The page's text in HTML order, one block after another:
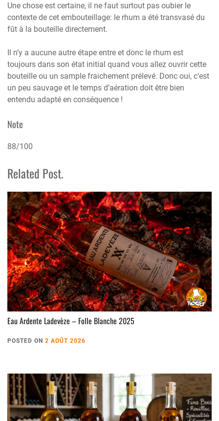
Une chose est certaine, il ne faut surtout pas oubier le
contexte de cet embouteillage: le rhum a été transvasé du
fût à la bouteille directement.
Il n’y a aucune autre étape entre et donc le rhum est
toujours dans son état initial quand vous allez ouvrir cette
bouteille ou un sample fraichement prélevé. Donc oui, c’est
un peu sauvage et le temps d’aération doit être bien
entendu adapté en conséquence !
Note
88/100
Related Post.
Eau Ardente Ladevèze – Folle Blanche 2025
POSTED ON 2 AOÛT 2026